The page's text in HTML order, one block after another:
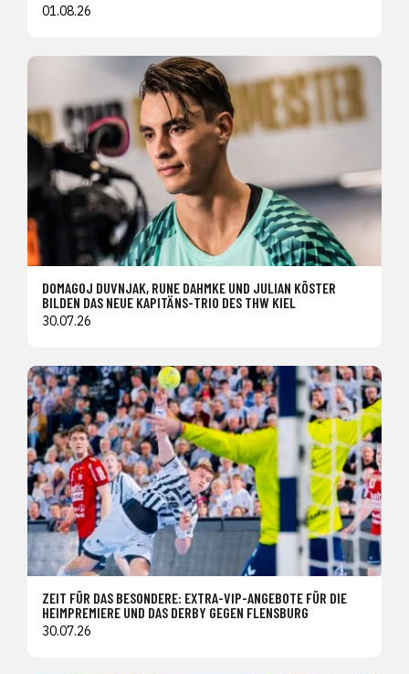
01.08.26
DOMAGOJ DUVNJAK, RUNE DAHMKE UND JULIAN KÖSTER
BILDEN DAS NEUE KAPITÄNS-TRIO DES THW KIEL
30.07.26
ZEIT FÜR DAS BESONDERE: EXTRA-VIP-ANGEBOTE FÜR DIE
HEIMPREMIERE UND DAS DERBY GEGEN FLENSBURG
30.07.26